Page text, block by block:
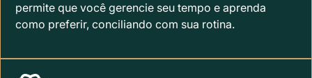
permite que você gerencie seu tempo e aprenda
como preferir, conciliando com sua rotina.